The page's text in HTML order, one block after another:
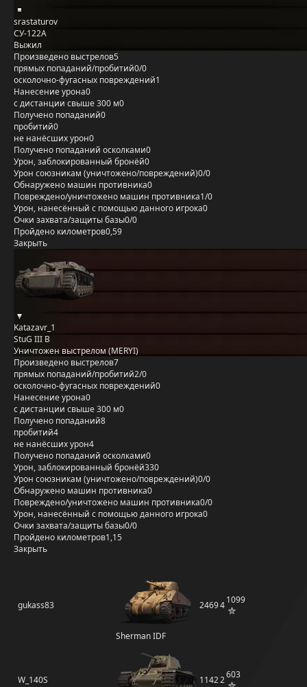
srastaturov
СУ-122А
Выжил
Произведено выстрелов5
прямых попаданий/пробитий0/0
осколочно-фугасных повреждений1
Нанесение урона0
с дистанции свыше 300 м0
Получено попаданий0
пробитий0
не нанёсших урон0
Получено попаданий осколками0
Урон, заблокированный бронёй0
Урон союзникам (уничтожено/повреждений)0/0
Обнаружено машин противника0
Повреждено/уничтожено машин противника1/0
Урон, нанесённый с помощью данного игрока0
Очки захвата/защиты базы0/0
Пройдено километров0,59
Закрыть
Katazavr_1
StuG III B
Уничтожен выстрелом (MERYI)
Произведено выстрелов7
прямых попаданий/пробитий2/0
осколочно-фугасных повреждений0
Нанесение урона0
с дистанции свыше 300 м0
Получено попаданий8
пробитий4
не нанёсших урон4
Получено попаданий осколками0
Урон, заблокированный бронёй330
Урон союзникам (уничтожено/повреждений)0/0
Обнаружено машин противника0
Повреждено/уничтожено машин противника0/0
Урон, нанесённый с помощью данного игрока0
Очки захвата/защиты базы0/0
Пройдено километров1,15
Закрыть
gukass83
Sherman IDF
246941099
W_140S 11422603